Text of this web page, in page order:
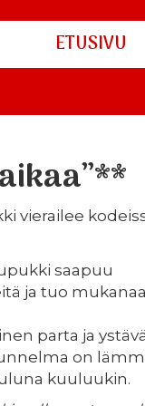
ETUSIVU
vierailee
saapuu
ja tuo
parta ja
on
kuuluukin.